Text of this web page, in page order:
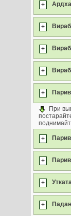
+
+
+
+
+
При
+
+
+
+